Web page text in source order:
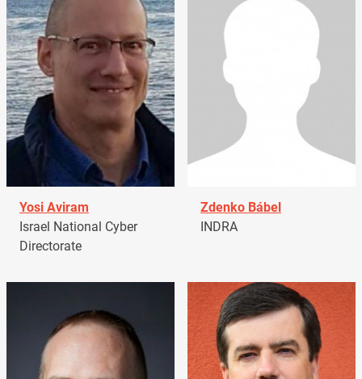
Yosi Aviram
Israel National Cyber
Directorate
Zdenko Bábel
INDRA